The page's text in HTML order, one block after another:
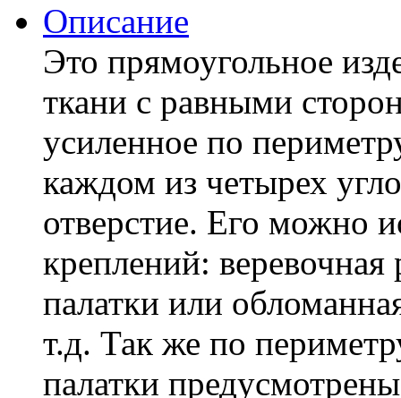
Описание
Это прямоугольное
ткани с равными
усиленное по
каждом из четырех
отверстие. Его можно
креплений:
палатки или
т.д. Так же по
палатки